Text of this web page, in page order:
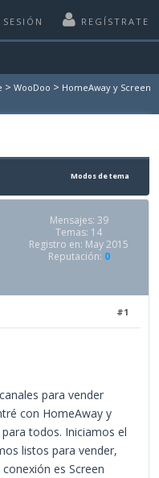
REGÍSTRATE
> WooDoo > HomeAway y Screen
Modos de tema
Mensajes: 39
Temas: 14
Registro en: May 2015
Reputación: 0
#1
para vender
con HomeAway y
todos. Iniciamos el
listos para vender,
es Screen